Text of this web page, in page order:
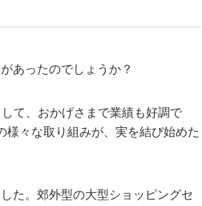
あったのでしょうか？
て、おかげさまで業績も好調で
々な取り組みが、実を結び始めた
た。郊外型の大型ショッピングセ